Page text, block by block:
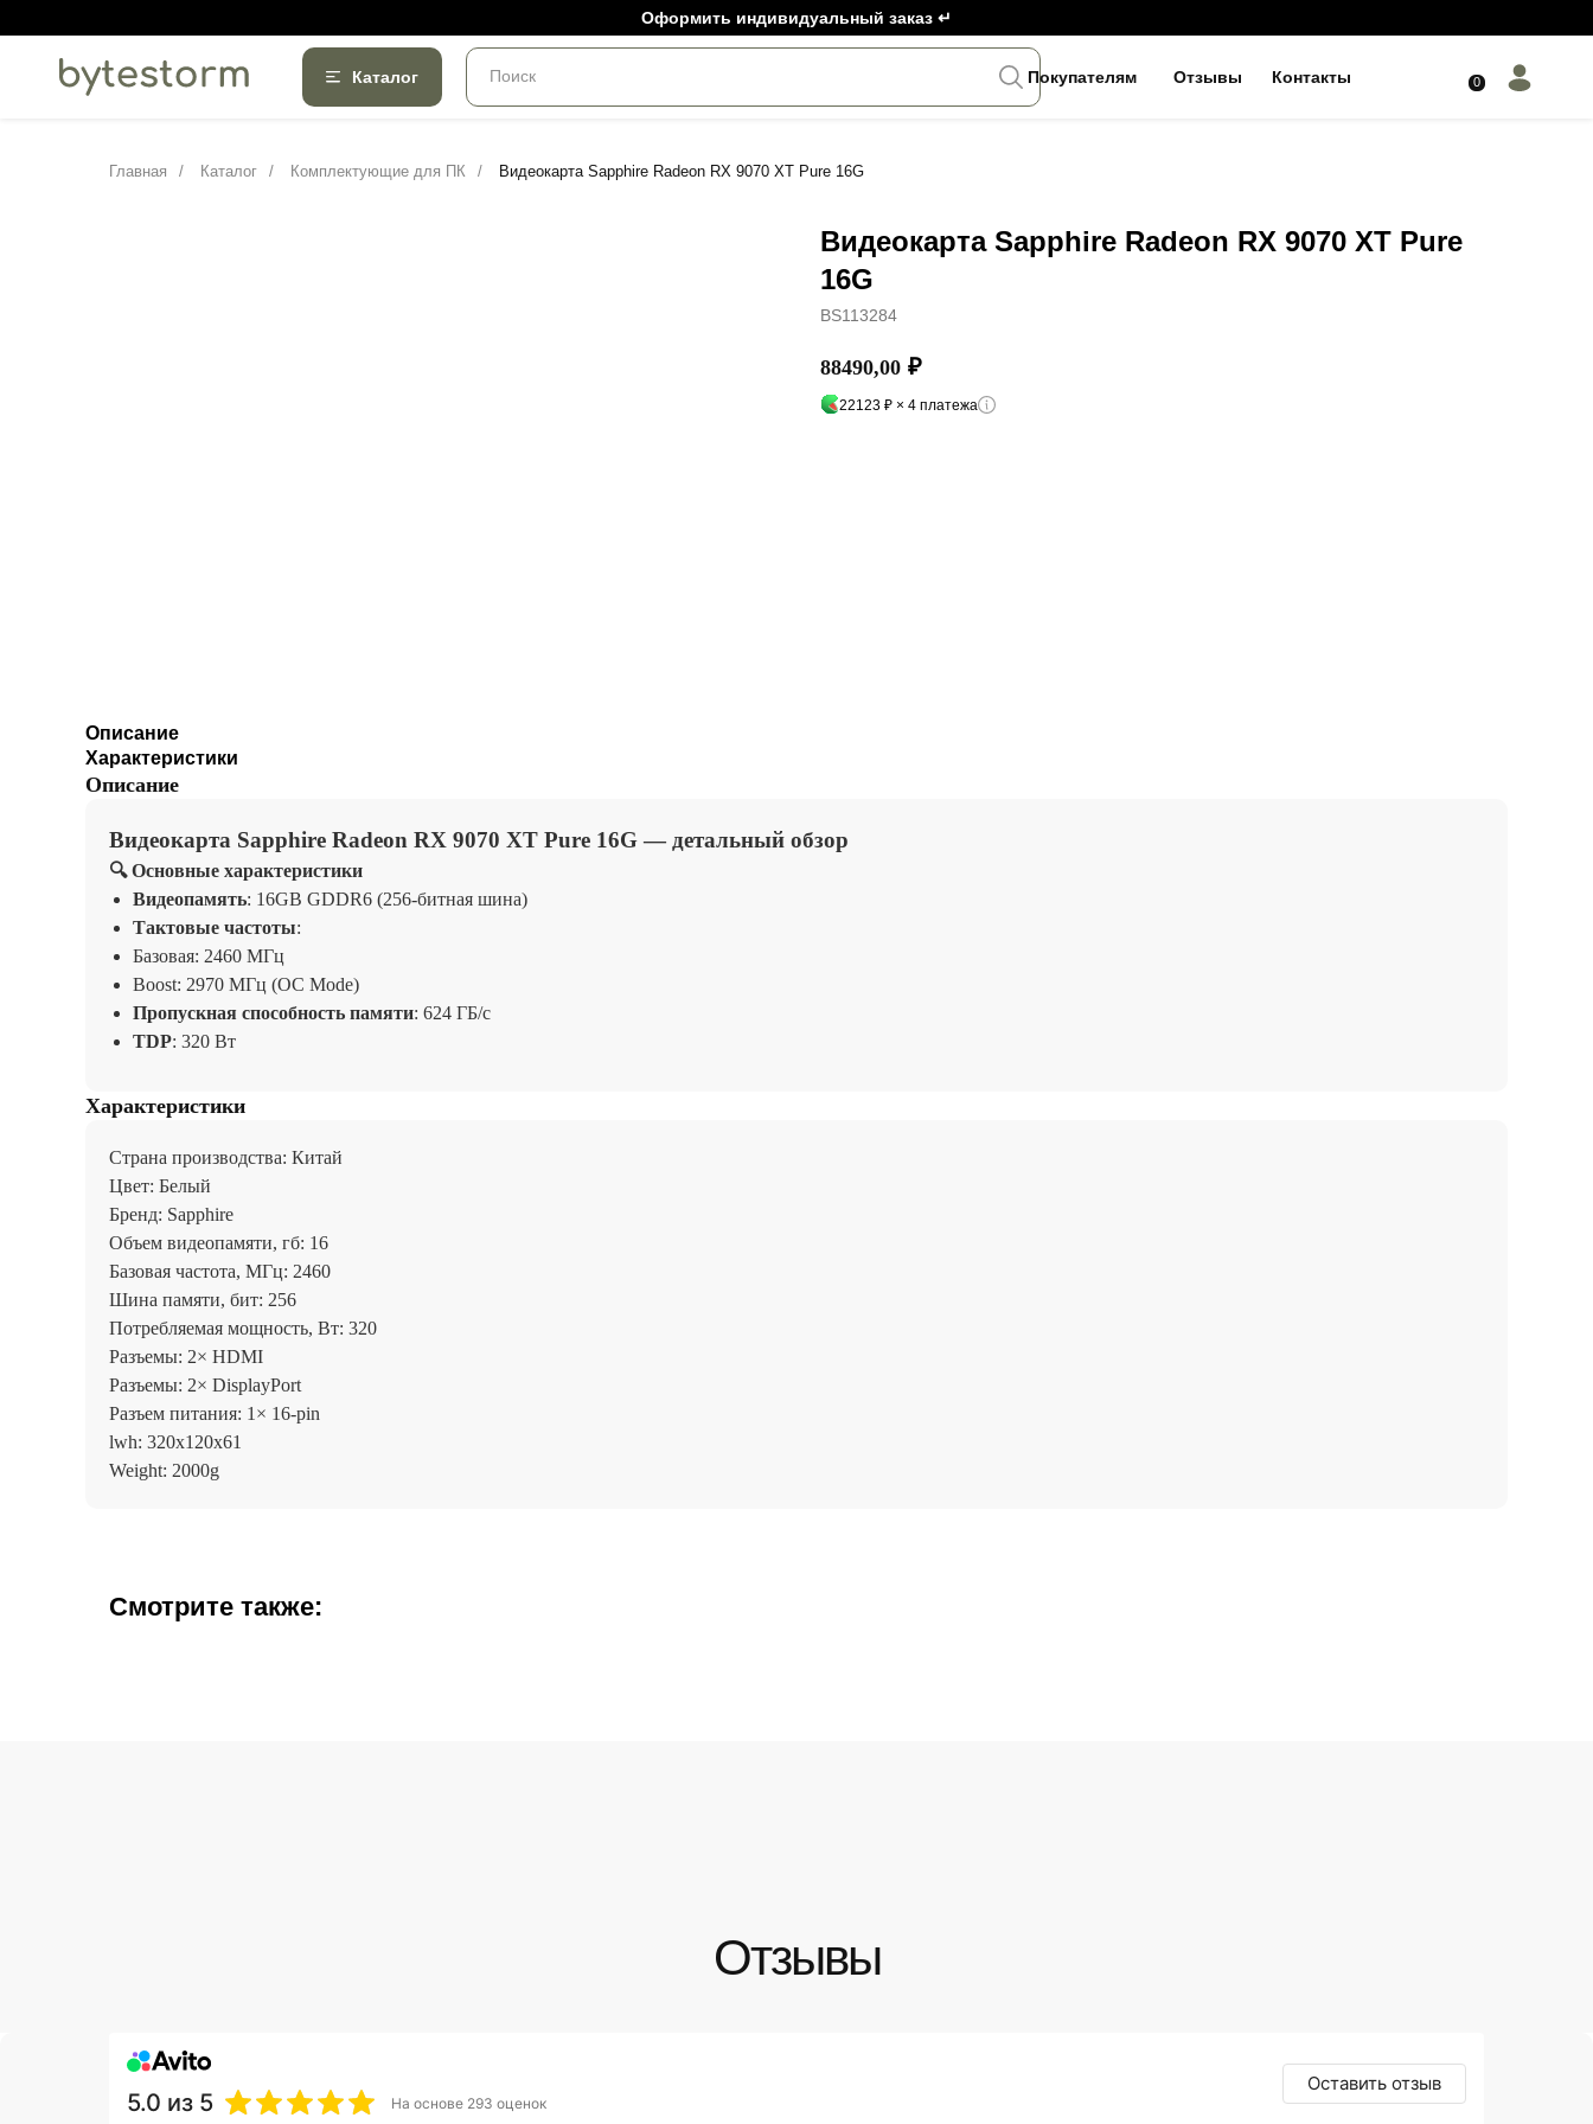
Покупателям
Поиск
Каталог 0
Отзывы Контакты
Оформить индивидуальный заказ ↵
Главная / Каталог / Комплектующие для ПК / Видеокарта Sapphire Radeon RX 9070 XT Pure 16G
Видеокарта Sapphire Radeon RX 9070 XT Pure
16G
BS113284
88490,00 ₽
22123 ₽ × 4 платежа
Описание
Характеристики
Описание
Видеокарта Sapphire Radeon RX 9070 XT Pure 16G — детальный обзор
🔍 Основные характеристики
Видеопамять: 16GB GDDR6 (256-битная шина)
Тактовые частоты:
Базовая: 2460 МГц
Boost: 2970 МГц (OC Mode)
Пропускная способность памяти: 624 ГБ/с
TDP: 320 Вт
Характеристики
Страна производства: Китай
Цвет: Белый
Бренд: Sapphire
Объем видеопамяти, гб: 16
Базовая частота, МГц: 2460
Шина памяти, бит: 256
Потребляемая мощность, Вт: 320
Разъемы: 2× HDMI
Разъемы: 2× DisplayPort
Разъем питания: 1× 16-pin
lwh: 320x120x61
Weight: 2000g
Смотрите также:
Отзывы
5.0 из 5 На основе 293 оценок
Оставить отзыв